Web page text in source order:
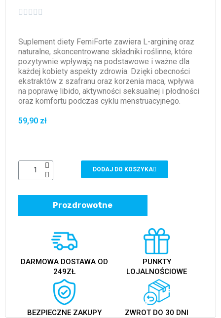
    
Suplement diety FemiForte zawiera L-argininę oraz
naturalne, skoncentrowane składniki roślinne, które
pozytywnie wpływają na podstawowe i ważne dla
każdej kobiety aspekty zdrowia. Dzięki obecności
ekstraktów z szafranu oraz korzenia maca, wpływa
na poprawę libido, aktywności seksualnej i płodności
oraz komfortu podczas cyklu menstruacyjnego.
59,90 zł
DODAJ DO KOSZYKA
Prozdrowotne
DARMOWA DOSTAWA OD
249ZŁ
PUNKTY
LOJALNOŚCIOWE
BEZPIECZNE ZAKUPY ZWROT DO 30 DNI